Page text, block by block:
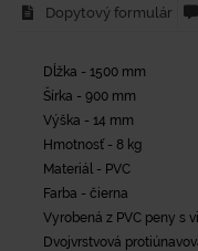
Dopytový formulár
Dĺžka - 1500 mm
Šírka - 900 mm
Výška - 14 mm
Hmotnosť - 8 kg
Materiál - PVC
Farba - čierna
Vyrobená z PVC peny s
Dvojvrstvová